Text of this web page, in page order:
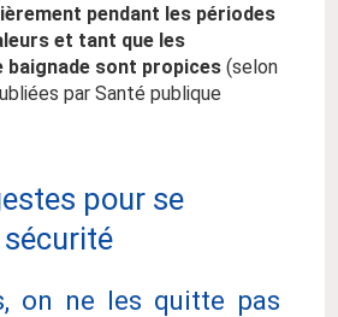
pendant les périodes
et tant que les
baignade sont propices (selon
par Santé publique
pour se
on ne les quitte pas